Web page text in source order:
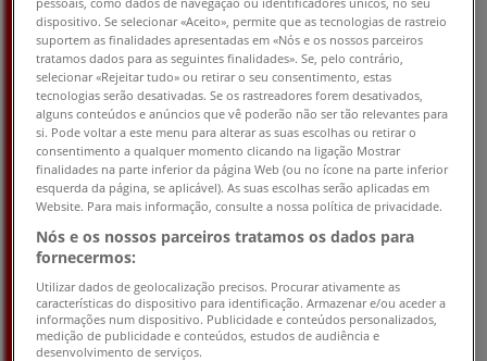
10:00 - 13:0010:00 - 20:0014:00 - 20:00
Quarta-feira
10:00 - 13:0010:00 - 20:0014:00 - 20:00
Quinta-feira
10:00 - 13:0010:00 - 20:0014:00 - 20:00
Sexta-feira
10:00 - 13:0010:00 - 20:0014:00 - 20:00
Sábado
10:00 - 13:0010:00 - 20:0014:00 - 20:00
Mapa
232 469 380 | 918 649 727
AbertoAté às 20:00
dispositivo. Se selecionar «Aceito», permite que as tecnologias de rastreio
suportem as finalidades apresentadas em «Nós e os nossos parceiros
tratamos dados para as seguintes finalidades». Se, pelo contrário,
selecionar «Rejeitar tudo» ou retirar o seu consentimento, estas
tecnologias serão desativadas. Se os rastreadores forem desativados,
alguns conteúdos e anúncios que vê poderão não ser tão relevantes para
si. Pode voltar a este menu para alterar as suas escolhas ou retirar o
consentimento a qualquer momento clicando na ligação Mostrar
finalidades na parte inferior da página Web (ou no ícone na parte inferior
esquerda da página, se aplicável). As suas escolhas serão aplicadas em
Website. Para mais informação, consulte a nossa política de privacidade.
Nós e os nossos parceiros tratamos os dados para
fornecermos:
Utilizar dados de geolocalização precisos. Procurar ativamente as
características do dispositivo para identificação. Armazenar e/ou aceder a
informações num dispositivo. Publicidade e conteúdos personalizados,
medição de publicidade e conteúdos, estudos de audiência e
desenvolvimento de serviços.